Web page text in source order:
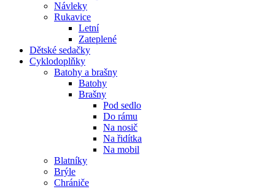
Návleky
Rukavice
Letní
Zateplené
Dětské sedačky
Cyklodoplňky
Batohy a brašny
Batohy
Brašny
Pod sedlo
Do rámu
Na nosič
Na řidítka
Na mobil
Blatníky
Brýle
Chrániče